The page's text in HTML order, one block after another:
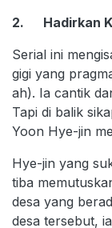
2. Hadirkan
Serial ini
gigi yang
ah). Ia cantik
Tapi di balik
Yoon Hye-jin
Hye-jin yang
tiba
desa yang
desa tersebut,